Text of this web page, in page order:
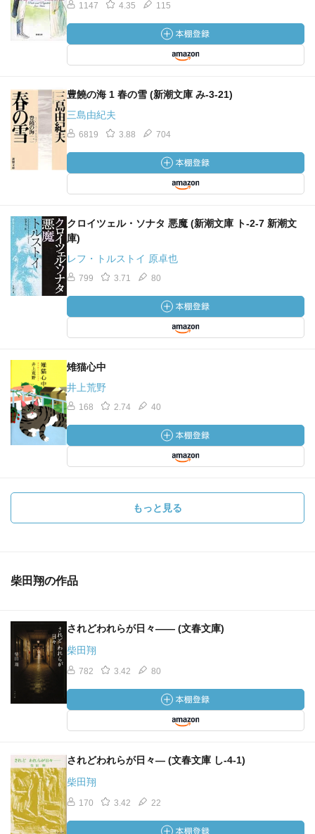
1147 4.35 115
豊饒の海 1 春の雪 (新潮文庫 み-3-21)
三島由紀夫
6819 3.88 704
クロイツェル・ソナタ 悪魔 (新潮文庫 ト-2-7 新潮文
庫)
レフ・トルストイ 原卓也
799 3.71 80
雉猫心中
井上荒野
168 2.74 40
もっと見る
柴田翔の作品
されどわれらが日々―― (文春文庫)
柴田翔
782 3.42 80
されどわれらが日々― (文春文庫 し-4-1)
柴田翔
170 3.42 22